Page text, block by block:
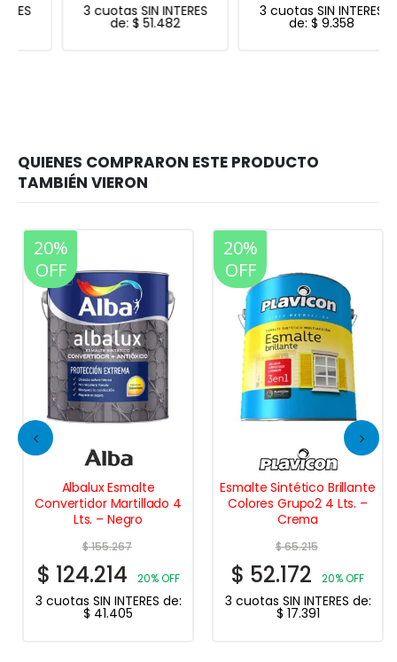
3 cuotas SIN INTERES
51.482
3 cuotas SIN INTERES
9.358
20%
OFF
Albalux Esmalte
Convertidor Martillado 4
Lts. – Negro
$155.267
$ 124.214 20% OFF
3 cuotas SIN INTERES de:
$ 41.405
20%
OFF
Esmalte Sintético Brillante
Colores Grupo2 4 Lts. –
Crema
$65.215
$ 52.172 20% OFF
3 cuotas SIN INTERES de:
$ 17.391